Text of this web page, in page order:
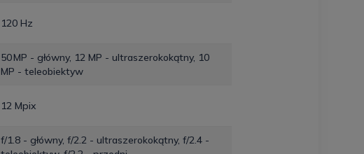
120 Hz
50 MP - główny, 12 MP - ultraszerokokątny, 10
MP - teleobiektyw
12 Mpix
f/1.8 - główny, f/2.2 - ultraszerokokątny, f/2.4 -